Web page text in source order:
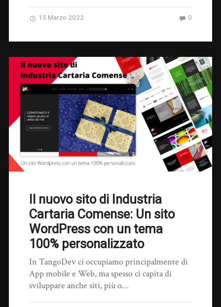
15 Marzo 2022 0
Il nuovo sito di Industria
Cartaria Comense: Un sito
WordPress con un tema
100% personalizzato
In TangoDev ci occupiamo principalmente di
App mobile e Web, ma spesso ci capita di
sviluppare anche siti, più o…